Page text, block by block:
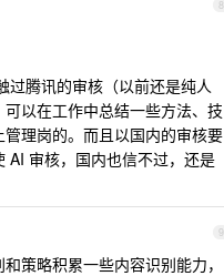
8
过腾讯的审核（以前还是纯人
以在工作中总结一些方法、技
理岗的。而且以国内的审核要
AI 审核，国内也信不过，还是
9
策略积累一些内容识别能力，